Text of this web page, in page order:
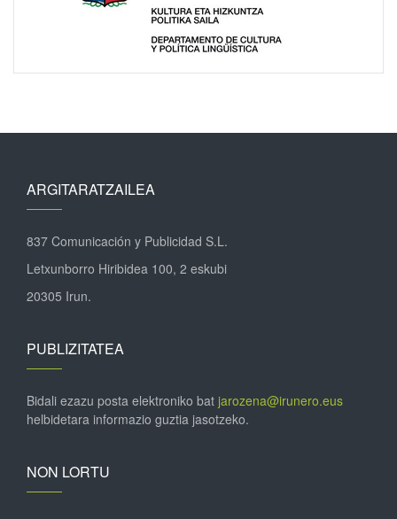
ARGITARATZAILEA
837 Comunicación y Publicidad S.L.
Letxunborro Hiribidea 100, 2 eskubi
20305 Irun.
PUBLIZITATEA
Bidali ezazu posta elektroniko bat jarozena@irunero.eus
helbidetara informazio guztia jasotzeko.
NON LORTU